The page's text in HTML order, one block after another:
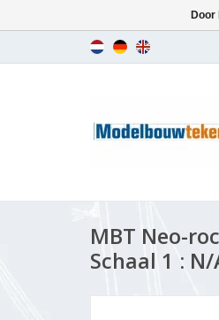
MBT Neo-
Schaal 1 :